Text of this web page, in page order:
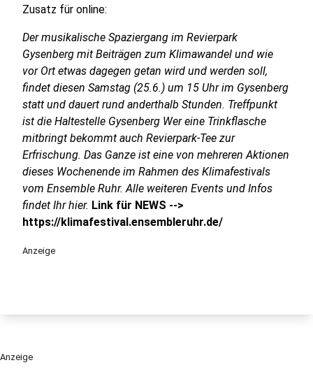
Zusatz für online:
Der musikalische Spaziergang im Revierpark
Gysenberg mit Beiträgen zum Klimawandel und wie
vor Ort etwas dagegen getan wird und werden soll,
findet diesen Samstag (25.6.) um 15 Uhr im Gysenberg
statt und dauert rund anderthalb Stunden. Treffpunkt
ist die Haltestelle Gysenberg Wer eine Trinkflasche
mitbringt bekommt auch Revierpark-Tee zur
Erfrischung. Das Ganze ist eine von mehreren Aktionen
dieses Wochenende im Rahmen des Klimafestivals
vom Ensemble Ruhr. Alle weiteren Events und Infos
findet Ihr hier. Link für NEWS -->
https://klimafestival.ensembleruhr.de/
Anzeige
Anzeige